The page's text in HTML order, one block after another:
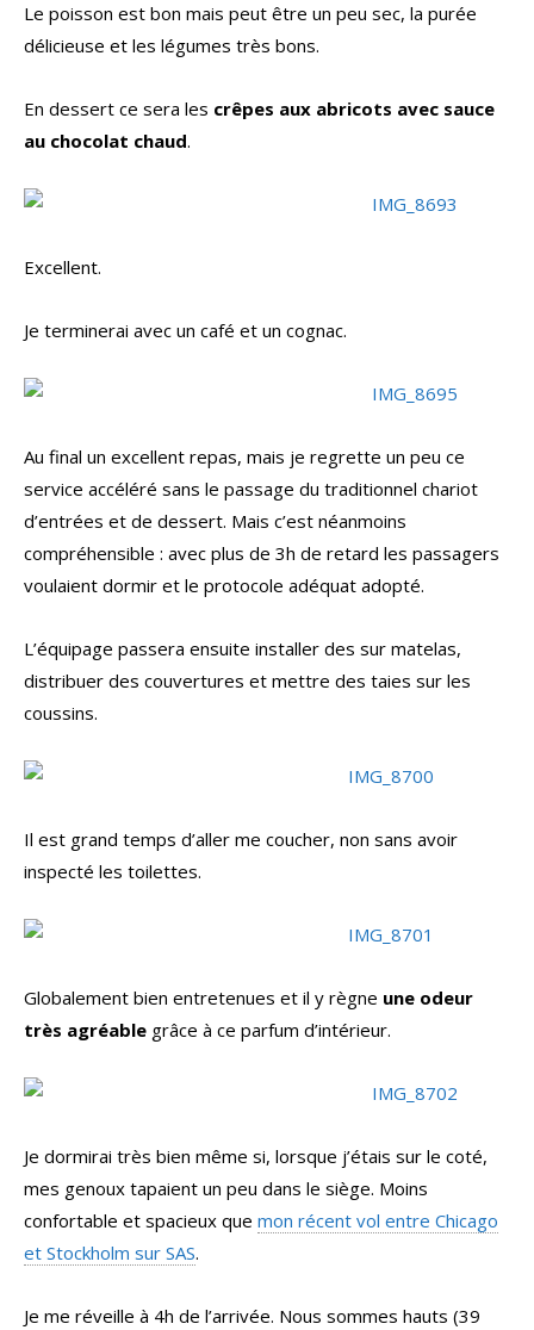
Le poisson est bon mais peut être un peu sec, la purée
délicieuse et les légumes très bons.
En dessert ce sera les crêpes aux abricots avec sauce
au chocolat chaud.
Excellent.
Je terminerai avec un café et un cognac.
Au final un excellent repas, mais je regrette un peu ce
service accéléré sans le passage du traditionnel chariot
d’entrées et de dessert. Mais c’est néanmoins
compréhensible : avec plus de 3h de retard les passagers
voulaient dormir et le protocole adéquat adopté.
L’équipage passera ensuite installer des sur matelas,
distribuer des couvertures et mettre des taies sur les
coussins.
Il est grand temps d’aller me coucher, non sans avoir
inspecté les toilettes.
Globalement bien entretenues et il y règne une odeur
très agréable grâce à ce parfum d’intérieur.
Je dormirai très bien même si, lorsque j’étais sur le coté,
mes genoux tapaient un peu dans le siège. Moins
confortable et spacieux que mon récent vol entre Chicago
et Stockholm sur SAS.
Je me réveille à 4h de l’arrivée. Nous sommes hauts (39